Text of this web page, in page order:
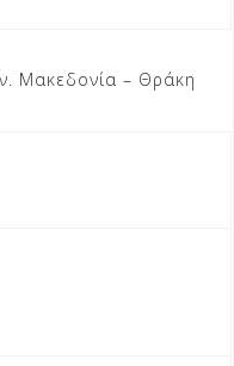
Μακεδονία – Θράκη